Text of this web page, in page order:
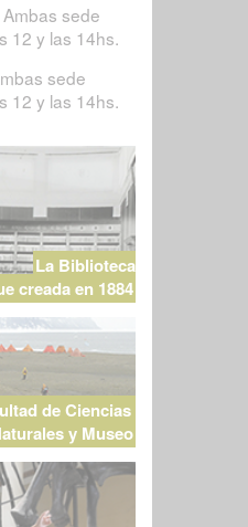
sede
12 y las 14hs.
sede
12 y las 14hs.
La Biblioteca
creada en 1884
de Ciencias
y Museo